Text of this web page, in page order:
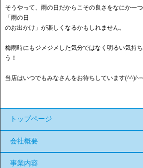
そうやって、雨の日だからこその良さをなにか一
「雨の日
のお出かけ」が楽しくなるかもしれません。
梅雨時にもジメジメした気分ではなく明るい気持
う！
当店はいつでもみなさんをお待ちしています(^^)/
トップページ
会社概要
事業内容